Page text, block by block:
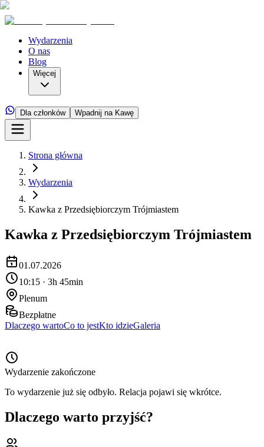
Wydarzenia
O nas
Blog
Więcej
Dla członków Wpadnij na Kawę
Strona główna
Wydarzenia
Kawka z Przedsiębiorczym Trójmiastem
Kawka z Przedsiębiorczym Trójmiastem
01.07.2026
10:15 · 3h 45min
Plenum
Bezpłatne
Dlaczego wartoCo to jestKto idzieGaleria
Wydarzenie zakończone
To wydarzenie już się odbyło. Relacja pojawi się wkrótce.
Dlaczego warto przyjść?